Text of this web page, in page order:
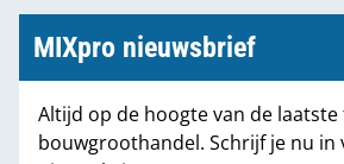
Marktcijfers
Partners
MIXpro nieuwsbrief
Altijd op de hoogte van de
bouwgroothandel. Schrijf je nu in